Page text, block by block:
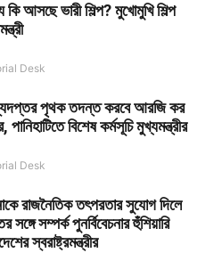
কি আসছে ভারী শিল্প? মুখোমুখি শিল্প
Desk
পৃথক তদন্ত করবে আরজি কর
পানিহাটিতে বিশেষ কর্মসূচি মুখ্যমন্ত্রীর
Desk
রাজনৈতিক তৎপরতার সুযোগ দিলে
সঙ্গে সম্পর্ক পুনর্বিবেচনার হুঁশিয়ারি
স্বরাষ্ট্রমন্ত্রীর